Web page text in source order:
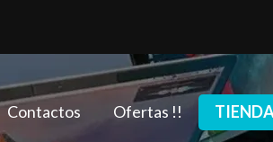
Contactos Ofertas !!